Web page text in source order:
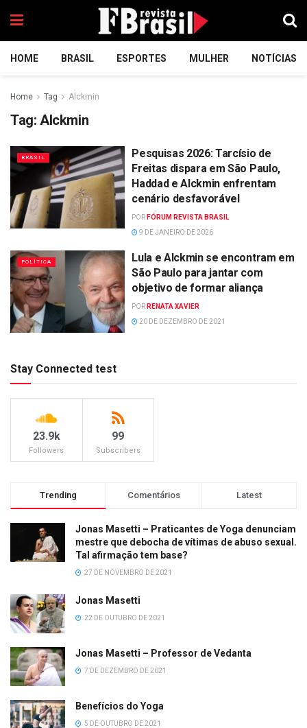
HOME BRASIL ESPORTES MULHER NOTÍCIAS
Home Tag Alckmin
Tag: Alckmin
BRASIL
Pesquisas 2026: Tarcísio de
Freitas dispara em São Paulo,
Haddad e Alckmin enfrentam
cenário desfavorável
POR FÓRUM REVISTA BRASIL
9 DE JANEIRO DE 2026
POLÍTICA
Lula e Alckmin se encontram em
São Paulo para jantar com
objetivo de formar aliança
POR RENATA XAVIER
20 DE DEZEMBRO DE 2021
Stay Connected test
23.9k
Followers
99
Subscribers
Trending Comentários Latest
Jonas Masetti – Praticantes de Yoga denunciam
mestre que debocha de vítimas de abuso sexual.
Tal afirmação tem base?
27 DE NOVEMBRO DE 2021
Jonas Masetti
22 DE OUTUBRO DE 2021
Jonas Masetti – Professor de Vedanta
7 DE DEZEMBRO DE 2021
Benefícios do Yoga
5 DE OUTUBRO DE 2021